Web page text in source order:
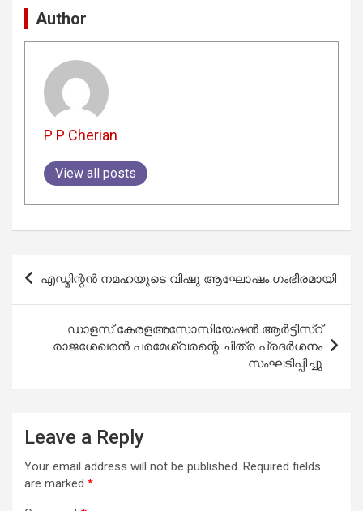
Author
P P Cherian
View all posts
Post
navigation
എഡ്മിന്റൻ നമഹയുടെ വിഷു ആഘോഷം ഗംഭീരമായി
ഡാളസ് കേരളഅസോസിയേഷൻ ആർട്ടിസ്റ്
രാജശേഖരൻ പരമേശ്വരന്റെ ചിത്ര പ്രദർശനം
സംഘടിപ്പിച്ചു
Leave a Reply
Your email address will not be published. Required fields
are marked *